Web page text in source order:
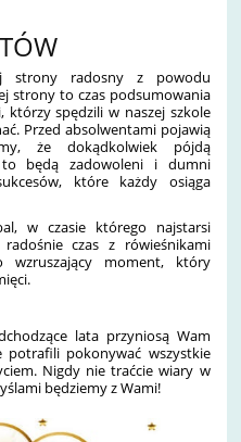
strony radosny z powodu
strony to czas podsumowania
którzy spędzili w naszej szkole
Przed absolwentami pojawią
że dokądkolwiek pójdą
to będą zadowoleni i dumni
które każdy osiąga
w czasie którego najstarsi
czas z rówieśnikami
wzruszający moment, który
lata przyniosą Wam
potrafili pokonywać wszystkie
Nigdy nie traćcie wiary w
będziemy z Wami!